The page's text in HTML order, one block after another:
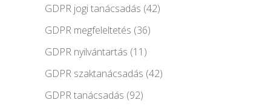
GDPR jogi tanácsadás (42)
GDPR megfeleltetés (36)
GDPR nyilvántartás (11)
GDPR szaktanácsadás (42)
GDPR tanácsadás (92)